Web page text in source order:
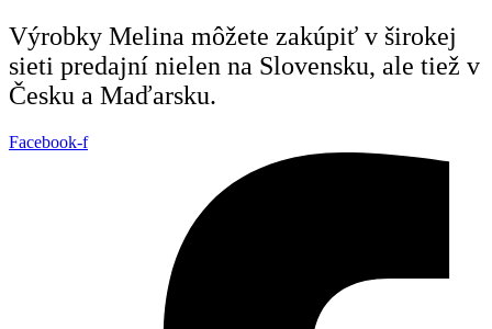
Preskočiť
na
obsah
Výrobky Melina môžete zakúpiť v širokej
sieti predajní nielen na Slovensku, ale tiež v
Česku a Maďarsku.
Facebook-f